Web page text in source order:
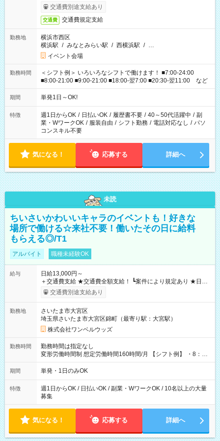
交通費別途支給あり
交通費 交通費規定支給
勤務地
横浜市西区
横浜駅 / みなとみらい駅 / 西横浜駅 / …
イベント会場
勤務時間
＜シフト例＞ いろいろなシフトで働けます！ ■7:00-24:00
■8:00-21:00 ■9:00-21:00 ■18:00-翌7:00 ■20:30-翌11:00 など
期間 単発1日～OK!
特徴 週1日からOK / 日払いOK / 履歴書不要 / 40～50代活躍中 / 副
業・WワークOK / 服装自由 / シフト勤務 / 電話対応なし / パソ
コンスキル不要
気になる！ 応募する 詳細へ
未読
ちいさいかわいいキャラのイベントも！好きな
場所で働ける☆来社不要！働いたその日に給料
もらえる◎/T1
アルバイト 職種未経験OK
給与
日給13,000円～
＋交通費支給 ★交通費全額支給！ ┗案件により規定あり ★日払
いOK！（規定あり） ┗働いたその日に現金GET♪ お仕事後はコ
ンビニATMから 日払い分を引き落とせます！ 【試用期間】試
交通費別途支給あり
勤務地
さいたま市大宮区
埼玉県さいたま市大宮区錦町（最寄り駅：大宮駅）
株式会社ワンベルウッズ
勤務時間
勤務時間は指定なし
変形労働時間制 想定労働時間160時間/月 【シフト例】 ・8：00
～21：00
期間 単発・1日のみOK
特徴
週1日からOK / 日払いOK / 副業・WワークOK / 10名以上の大量
募集
気になる！ 応募する 詳細へ